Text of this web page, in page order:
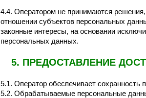
4.4. Оператором не принимаются
отношении субъектов персональных
законные интересы, на основании
персональных данных.
5. ПРЕДОСТАВЛЕНИЕ
5.1. Оператор обеспечивает сохранность
5.2. Обрабатываемые персональные